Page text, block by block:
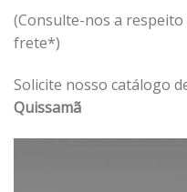
(Consulte-nos a
frete*)
Solicite nosso catálogo
Quissamã